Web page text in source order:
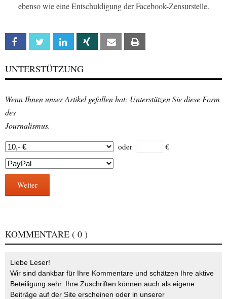
ebenso wie eine Entschuldigung der Facebook-Zensurstelle.
Facebook Twitter Linkedin Xing Email
UNTERSTÜTZUNG
Wenn Ihnen unser Artikel gefallen hat: Unterstützen Sie diese Form
des
Journalismus.
oder €
Weiter
KOMMENTARE ( 0 )
Liebe Leser!
Wir sind dankbar für Ihre Kommentare und schätzen Ihre aktive
Beteiligung sehr. Ihre Zuschriften können auch als eigene
Beiträge auf der Site erscheinen oder in unserer